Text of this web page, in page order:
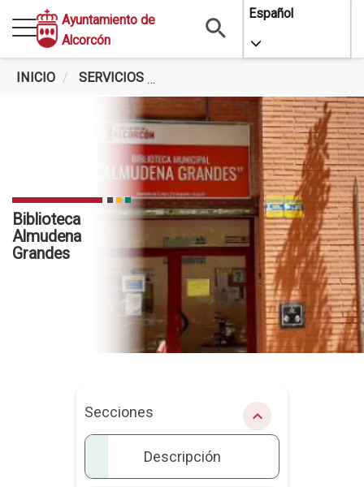
contenido
principal
Ayuntamiento de
Alcorcón
Español
Toggle
INICIO SERVICIOS
Biblioteca
Almudena
Grandes
Secciones chevron_right
Descripción